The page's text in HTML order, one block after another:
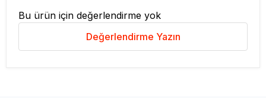
Bu ürün için değerlendirme yok
Değerlendirme Yazın